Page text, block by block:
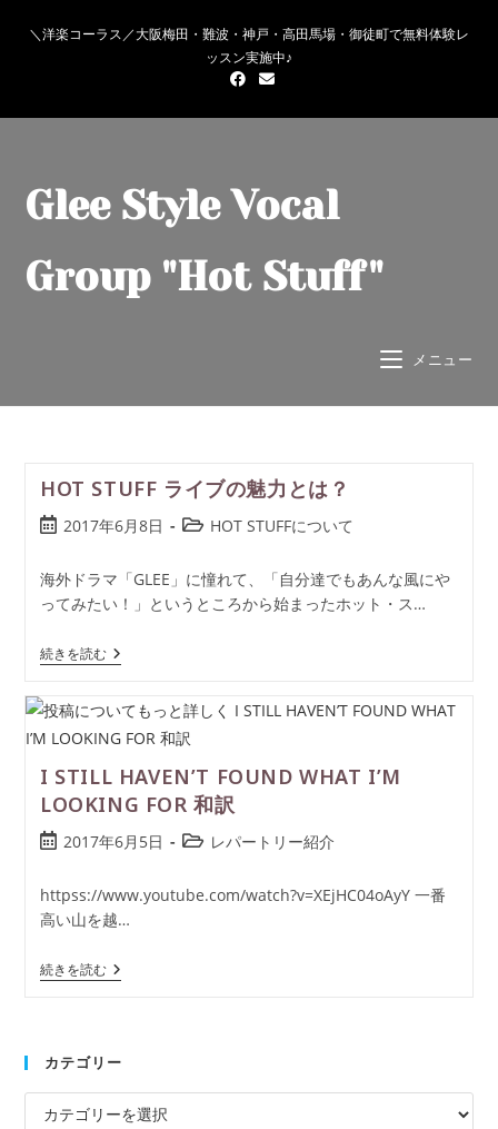
＼洋楽コーラス／大阪梅田・難波・神戸・高田馬場・御徒町で無料体験レ
ッスン実施中♪
Glee Style Vocal
Group "Hot Stuff"
メニュー
HOT STUFF ライブの魅力とは？
2017年6月8日 HOT STUFFについて
海外ドラマ「GLEE」に憧れて、「自分達でもあんな風にや
ってみたい！」というところから始まったホット・ス…
続きを読む
I STILL HAVEN’T FOUND WHAT I’M
LOOKING FOR 和訳
2017年6月5日 レパートリー紹介
httpss://www.youtube.com/watch?v=XEjHC04oAyY 一番
高い山を越…
続きを読む
カテゴリー